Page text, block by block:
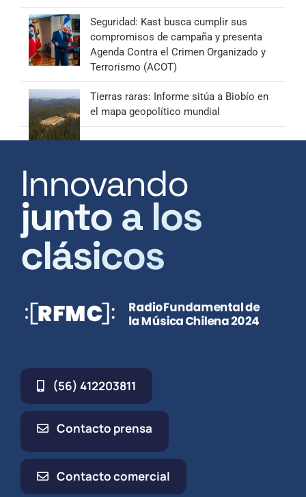
Seguridad: Kast busca cumplir sus
compromisos de campaña y presenta
Agenda Contra el Crimen Organizado y
Terrorismo (ACOT)
Tierras raras: Informe sitúa a Biobío en
el mapa geopolítico mundial
Innovando
junto a los
clásicos
(56) 412203811
Contacto prensa
Contacto comercial